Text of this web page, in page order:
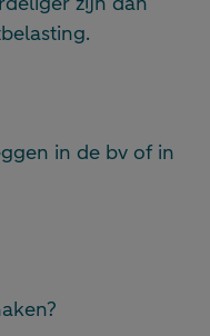
in de bv of in